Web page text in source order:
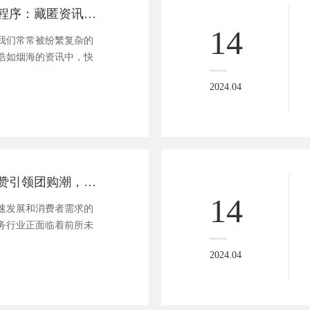
「首探」头条小程序：藏匿资讯海洋中的便捷宝盒
们常常被纷繁复杂的
如烟海的资讯中，快
14
2024.04
电商进化论：有赞引领团购潮，学院解码成功秘籍
发展和消费者需求的
行业正面临着前所未
14
2024.04